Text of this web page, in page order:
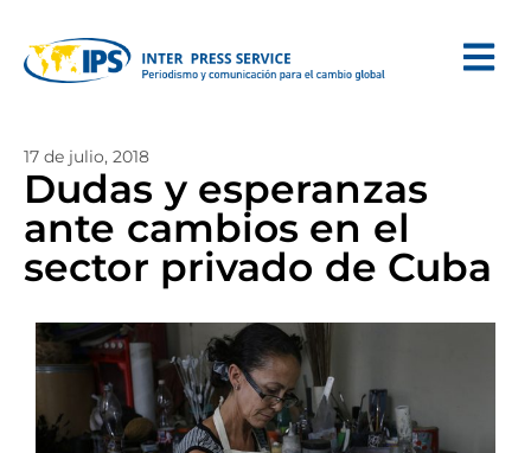
17 de julio, 2018
Dudas y esperanzas
ante cambios en el
sector privado de Cuba